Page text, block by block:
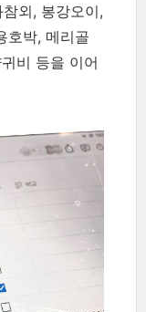
외, 봉강오이,
호박, 메리골
비 등을 이어